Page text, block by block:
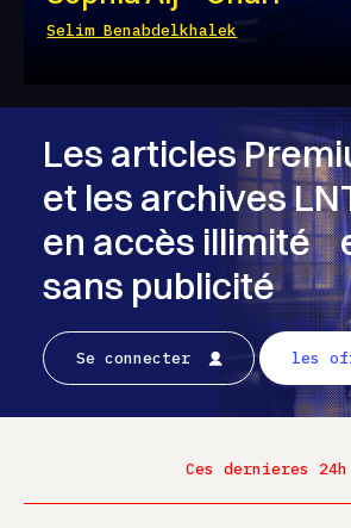
Selim Benabdelkhalek
Les articles
et les archives
en accès illimité
sans publicité
Se connecter les
Ces dernieres 24h